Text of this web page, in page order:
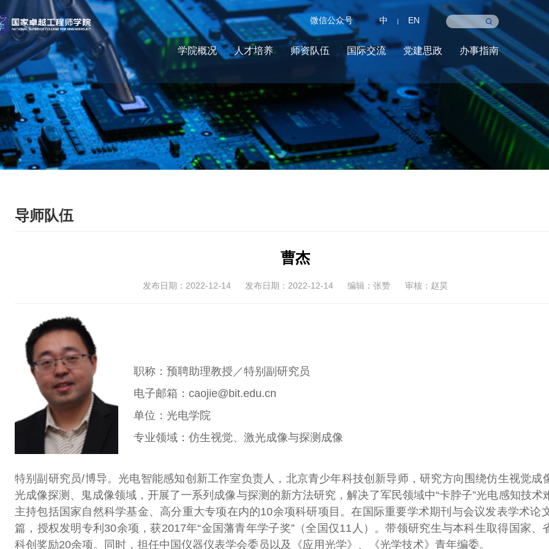
学院概况 人才培养 师资队伍 国际交流 党建思政 办事指南
微信公众号 中 | EN
导师队伍
曹杰
发布日期：2022-12-14 发布日期：2022-12-14 编辑：张赞 审核：赵昊
职称：预聘助理教授／特别副研究员
电子邮箱：caojie@bit.edu.cn
单位：光电学院
专业领域：仿生视觉、激光成像与探测成像
特别副研究员/博导。光电智能感知创新工作室负责人，北京青少年科技创新导师，研究方向围绕仿生视觉成
光成像探测、鬼成像领域，开展了一系列成像与探测的新方法研究，解决了军民领域中“卡脖子”光电感知技术
主持包括国家自然科学基金、高分重大专项在内的10余项科研项目。在国际重要学术期刊与会议发表学术论
篇，授权发明专利30余项，获2017年“金国藩青年学子奖”（全国仅11人）。带领研究生与本科生取得国家、
科创奖励20余项。同时，担任中国仪器仪表学会委员以及《应用光学》、《光学技术》青年编委。